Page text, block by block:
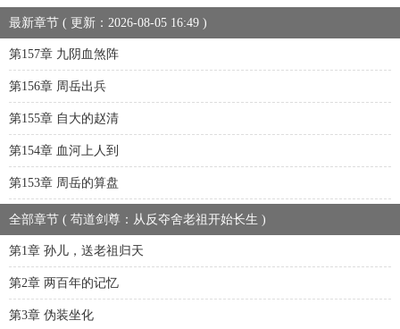
最新章节 ( 更新：2026-08-05 16:49 )
第157章 九阴血煞阵
第156章 周岳出兵
第155章 自大的赵清
第154章 血河上人到
第153章 周岳的算盘
全部章节 ( 苟道剑尊：从反夺舍老祖开始长生 )
第1章 孙儿，送老祖归天
第2章 两百年的记忆
第3章 伪装坐化